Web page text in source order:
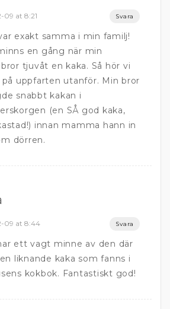
09 at 8:21 Svara
exakt samma i min familj!
en gång när min
tjuvåt en kaka. Så hör vi
på uppfarten utanför. Min bror
snabbt kakan i
(en SÅ god kaka,
innan mamma hann in
dörren.
09 at 8:44 Svara
ett vagt minne av den där
liknande kaka som fanns i
kokbok. Fantastiskt god!